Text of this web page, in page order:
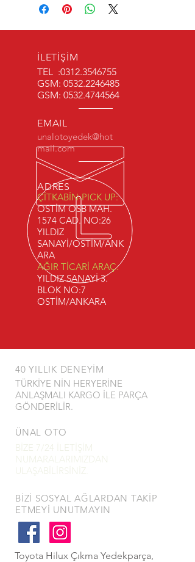
İLETİŞİM
TEL :0312.3546755
GSM: 0532.2246485
GSM: 0532.4744564
EMAIL
unalotoyedek@hot
mail.com
ADRES
ÇİTKABİN-PICK UP:
OSTİM OSB MAH.
1574 CAD. NO:26
YILDIZ
SANAYİ/OSTİM/ANK
ARA
AĞIR TİCARİ ARAÇ:
YILDIZ SANAYİ 3.
BLOK NO:7
OSTİM/ANKARA
40 YILLIK DENEYİM
TÜRKİYE NİN HERYERİNE
ANLAŞMALI KARGO İLE PARÇA
GÖNDERİLİR.
ÜNAL OTO
BİZE 7/24 İLETİŞİM
NUMARALARIMIZDAN
ULAŞABİLİRSİNİZ.
BİZİ SOSYAL AĞLARDAN TAKİP
ETMEYİ UNUTMAYIN
Toyota Hilux Çıkma Yedekparça,